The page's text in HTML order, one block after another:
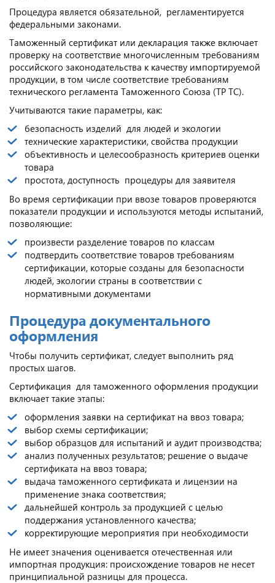
Процедура является обязательной, регламентируется
федеральными законами.
Таможенный сертификат или декларация также включает
проверку на соответствие многочисленным требованиям
российского законодательства к качеству импортируемой
продукции, в том числе соответствие требованиям
технического регламента Таможенного Союза (ТР ТС).
Учитываются такие параметры, как:
безопасность изделий для людей и экологии
технические характеристики, свойства продукции
объективность и целесообразность критериев оценки
товара
простота, доступность процедуры для заявителя
Во время сертификации при ввозе товаров проверяются
показатели продукции и используются методы испытаний,
позволяющие:
произвести разделение товаров по классам
подтвердить соответствие товаров требованиям
сертификации, которые созданы для безопасности
людей, экологии страны в соответствии с
нормативными документами
Процедура документального
оформления
Чтобы получить сертификат, следует выполнить ряд
простых шагов.
Сертификация для таможенного оформления продукции
включает такие этапы:
оформления заявки на сертификат на ввоз товара;
выбор схемы сертификации;
выбор образцов для испытаний и аудит производства;
анализ полученных результатов; решение о выдаче
сертификата на ввоз товара;
выдача таможенного сертификата и лицензии на
применение знака соответствия;
дальнейшей контроль за продукцией с целью
поддержания установленного качества;
корректирующие мероприятия при необходимости
Не имеет значения оценивается отечественная или
импортная продукция: происхождение товаров не несет
принципиальной разницы для процесса.